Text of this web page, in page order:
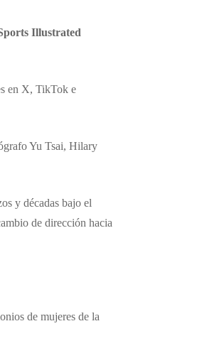
Illustrated
en X, TikTok e
Yu Tsai, Hilary
y décadas bajo el
de dirección hacia
de mujeres de la